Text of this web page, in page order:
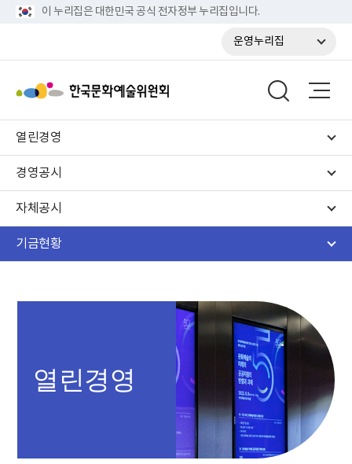
이 누리집은 대한민국 공식 전자정부 누리집입니다.
운영누리집
열린경영
경영공시
자체공시
기금현황
열린경영